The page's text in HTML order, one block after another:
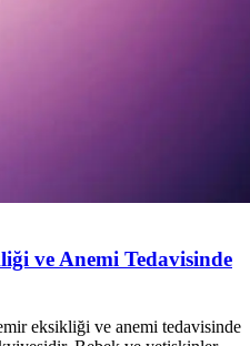
ve Anemi Tedavisinde
eksikliği ve anemi tedavisinde